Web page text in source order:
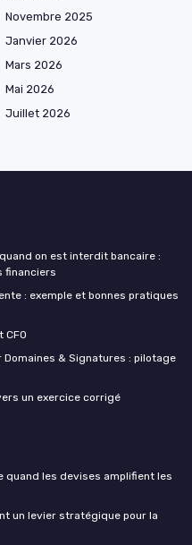
Novembre 2025
Janvier 2026
Mars 2026
Mai 2026
Juillet 2026
on est interdit bancaire :
financiers
: exemple et bonnes pratiques
& Signatures : pilotage
un exercice corrigé
quand les devises amplifient les
un levier stratégique pour la